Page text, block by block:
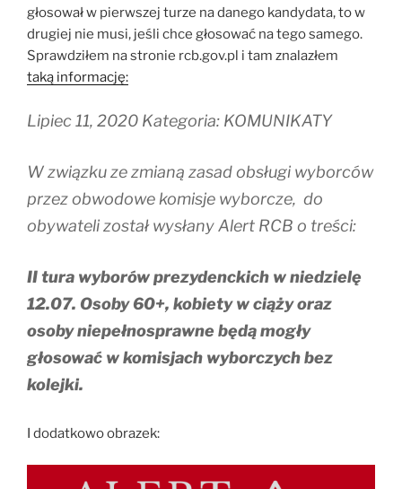
głosował w pierwszej turze na danego kandydata, to w
drugiej nie musi, jeśli chce głosować na tego samego.
Sprawdziłem na stronie rcb.gov.pl i tam znalazłem
taką informację:
Lipiec 11, 2020 Kategoria: KOMUNIKATY
W związku ze zmianą zasad obsługi wyborców
przez obwodowe komisje wyborcze, do
obywateli został wysłany Alert RCB o treści:
II tura wyborów prezydenckich w niedzielę
12.07. Osoby 60+, kobiety w ciąży oraz
osoby niepełnosprawne będą mogły
głosować w komisjach wyborczych bez
kolejki.
I dodatkowo obrazek: